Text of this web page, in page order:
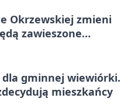
Okrzewskiej zmieni
zawieszone
dla gminnej wiewiórki.
mieszkańcy